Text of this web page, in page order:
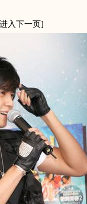
入下一页]